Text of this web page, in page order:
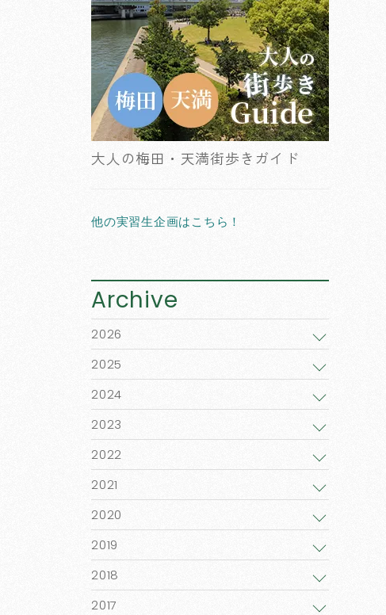
大人の梅田・天満街歩きガイド
他の実習生企画はこちら！
Archive
2026
2025
2024
2023
2022
2021
2020
2019
2018
2017